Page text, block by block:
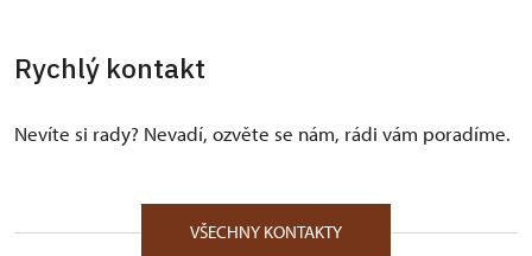
Rychlý kontakt
Nevíte si rady? Nevadí, ozvěte se nám, rádi vám poradíme.
VŠECHNY KONTAKTY